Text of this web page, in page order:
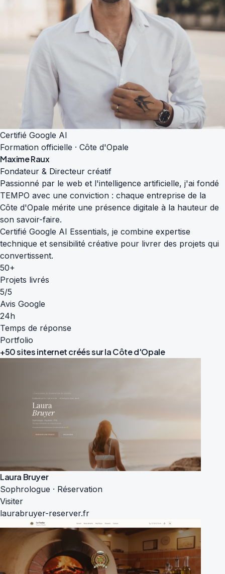
Certifié Google AI
Formation officielle · Côte d'Opale
Maxime Raux
Fondateur & Directeur créatif
Passionné par le web et l'intelligence artificielle, j'ai fondé
TEMPO avec une conviction : chaque entreprise de la
Côte d'Opale mérite une présence digitale à la hauteur de
son savoir-faire.
Certifié Google AI Essentials, je combine expertise
technique et sensibilité créative pour livrer des projets qui
convertissent.
50+
Projets livrés
5/5
Avis Google
24h
Temps de réponse
Portfolio
+50 sites internet créés sur laCôte d'Opale
Laura Bruyer
Sophrologue · Réservation
Visiter
laurabruyer-reserver.fr